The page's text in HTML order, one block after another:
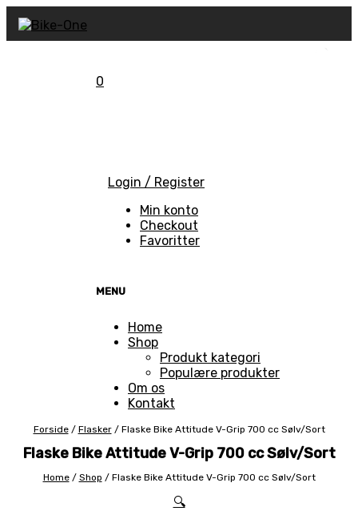
0
Login / Register
Min konto
Checkout
Favoritter
MENU
content
Home
Shop
Produkt kategori
Populære produkter
Om os
Kontakt
Forside/ Flasker/ Flaske Bike Attitude V-Grip 700 cc Sølv/Sort
Flaske Bike Attitude V-Grip 700 cc Sølv/Sort
Home/ Shop / Flaske Bike Attitude V-Grip 700 cc Sølv/Sort
🔍